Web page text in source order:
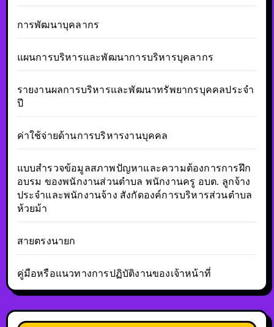
การพัฒนาบุคลากร
แผนการบริหารและพัฒนาการบริหารบุคลากร
รายงานผลการบริหารและพัฒนาทรัพยากรบุคคลประจำ
ปี
ค่าใช้จ่ายด้านการบริหารงานบุคคล
แบบสำรวจข้อมูลสภาพปัญหาและความต้องการการฝึก
อบรม ของพนักงานส่วนตำบล พนักงานครู อบต. ลูกจ้าง
ประจำและพนักงานจ้าง สังกัดองค์การบริหารส่วนตำบล
ห้วยม้า
สายตรงนายก
คู่มือหรือแนวทางการปฏิบัติงานของเจ้าหน้าที่